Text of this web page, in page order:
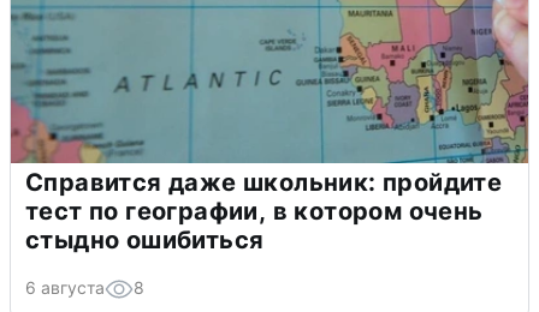
Справится даже школьник: пройдите
тест по географии, в котором очень
стыдно ошибиться
6 августа 8